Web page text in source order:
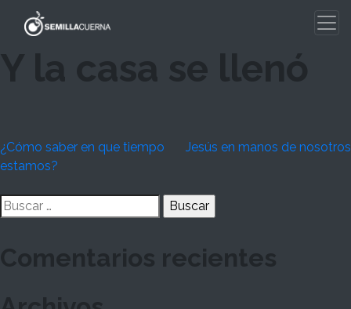
Y la casa se llenó
Navegación
entradas
¿Cómo saber en que tiempo
estamos?
Jesús en manos de nosotros
Buscar:
Comentarios recientes